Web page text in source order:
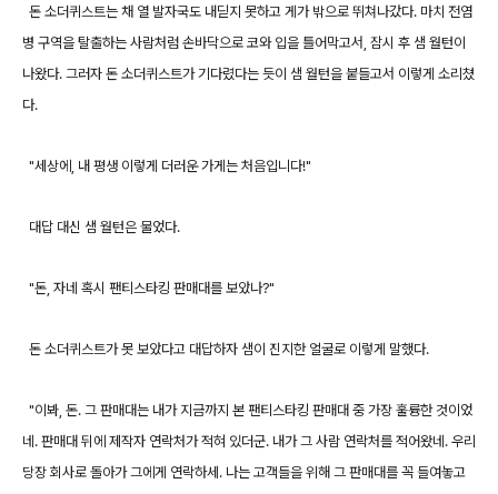
돈 소더퀴스트는 채 열 발자국도 내딛지 못하고 게가 밖으로 뛰쳐나갔다. 마치 전염
병 구역을 탈출하는 사람처럼 손바닥으로 코와 입을 틀어막고서, 잠시 후 샘 월턴이
나왔다. 그러자 돈 소더퀴스트가 기다렸다는 듯이 샘 월턴을 붙들고서 이렇게 소리쳤
다.
"세상에, 내 평생 이렇게 더러운 가게는 처음입니다!"
대답 대신 샘 월턴은 물었다.
"돈, 자네 혹시 팬티스타킹 판매대를 보았나?"
돈 소더퀴스트가 못 보았다고 대답하자 샘이 진지한 얼굴로 이렇게 말했다.
"이봐, 돈. 그 판매대는 내가 지금까지 본 팬티스타킹 판매대 중 가장 훌륭한 것이었
네. 판매대 뒤에 제작자 연락처가 적혀 있더군. 내가 그 사람 연락처를 적어왔네. 우리
당장 회사로 돌아가 그에게 연락하세. 나는 고객들을 위해 그 판매대를 꼭 들여놓고